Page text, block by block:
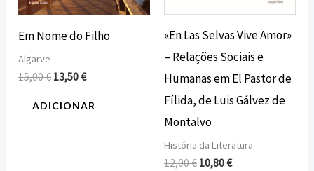
Em Nome do Filho
Algarve
15,00€ 13,50€
ADICIONAR
«En Las Selvas Vive Amor»
– Relações Sociais e
Humanas em El Pastor de
Fílida, de Luis Gálvez de
Montalvo
História da Literatura
12,00€ 10,80€